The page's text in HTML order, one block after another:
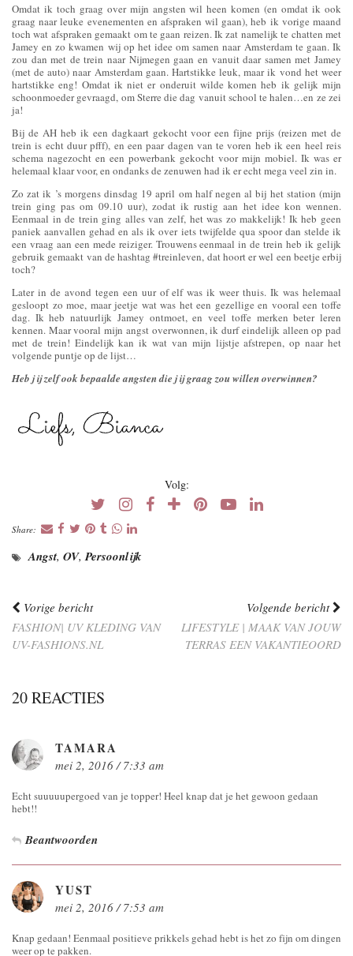
Omdat ik toch graag over mijn angsten wil heen komen (en omdat ik ook
graag naar leuke evenementen en afspraken wil gaan), heb ik vorige maand
toch wat afspraken gemaakt om te gaan reizen. Ik zat namelijk te chatten met
Jamey en zo kwamen wij op het idee om samen naar Amsterdam te gaan. Ik
zou dan met de trein naar Nijmegen gaan en vanuit daar samen met Jamey
(met de auto) naar Amsterdam gaan. Hartstikke leuk, maar ik vond het weer
hartstikke eng! Omdat ik niet er onderuit wilde komen heb ik gelijk mijn
schoonmoeder gevraagd, om Sterre die dag vanuit school te halen…en ze zei
ja!
Bij de AH heb ik een dagkaart gekocht voor een fijne prijs (reizen met de
trein is echt duur pfff), en een paar dagen van te voren heb ik een heel reis
schema nagezocht en een powerbank gekocht voor mijn mobiel. Ik was er
helemaal klaar voor, en ondanks de zenuwen had ik er echt mega veel zin in.
Zo zat ik ’s morgens dinsdag 19 april om half negen al bij het station (mijn
trein ging pas om 09.10 uur), zodat ik rustig aan het idee kon wennen.
Eenmaal in de trein ging alles van zelf, het was zo makkelijk! Ik heb geen
paniek aanvallen gehad en als ik over iets twijfelde qua spoor dan stelde ik
een vraag aan een mede reiziger. Trouwens eenmaal in de trein heb ik gelijk
gebruik gemaakt van de hashtag #treinleven, dat hoort er wel een beetje erbij
toch?
Later in de avond tegen een uur of elf was ik weer thuis. Ik was helemaal
gesloopt zo moe, maar jeetje wat was het een gezellige en vooral een toffe
dag. Ik heb natuurlijk Jamey ontmoet, en veel toffe merken beter leren
kennen. Maar vooral mijn angst overwonnen, ik durf eindelijk alleen op pad
met de trein! Eindelijk kan ik wat van mijn lijstje afstrepen, op naar het
volgende puntje op de lijst…
Heb jij zelf ook bepaalde angsten die jij graag zou willen overwinnen?
Volg:
Share:
Angst, OV,Persoonlijk
Vorige bericht
FASHION| UV KLEDING VAN
UV-FASHIONS.NL
Volgende bericht
LIFESTYLE | MAAK VAN JOUW
TERRAS EEN VAKANTIEOORD
20 REACTIES
TAMARA
mei 2, 2016 / 7:33 am
Echt suuuuupergoed van je topper! Heel knap dat je het gewoon gedaan
hebt!!
Beantwoorden
YUST
mei 2, 2016 / 7:53 am
Knap gedaan! Eenmaal positieve prikkels gehad hebt is het zo fijn om dingen
weer op te pakken.